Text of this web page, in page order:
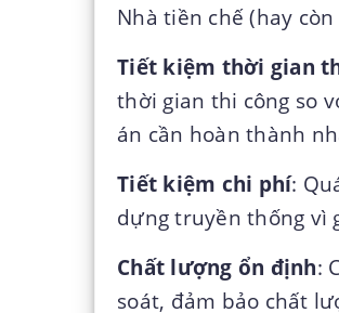
Nhà tiền chế (hay
Tiết kiệm thời gian
thời gian thi công so
án cần hoàn thành
Tiết kiệm chi phí:
dựng truyền thống vì
Chất lượng ổn định:
soát, đảm bảo chất